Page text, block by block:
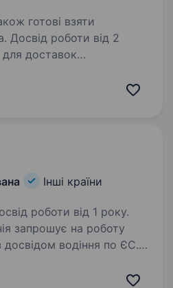
готові взяти
Досвід роботи від 2
Інші країни
роботи від 1 року.
запрошує на роботу
досвідом водіння по ЄС.